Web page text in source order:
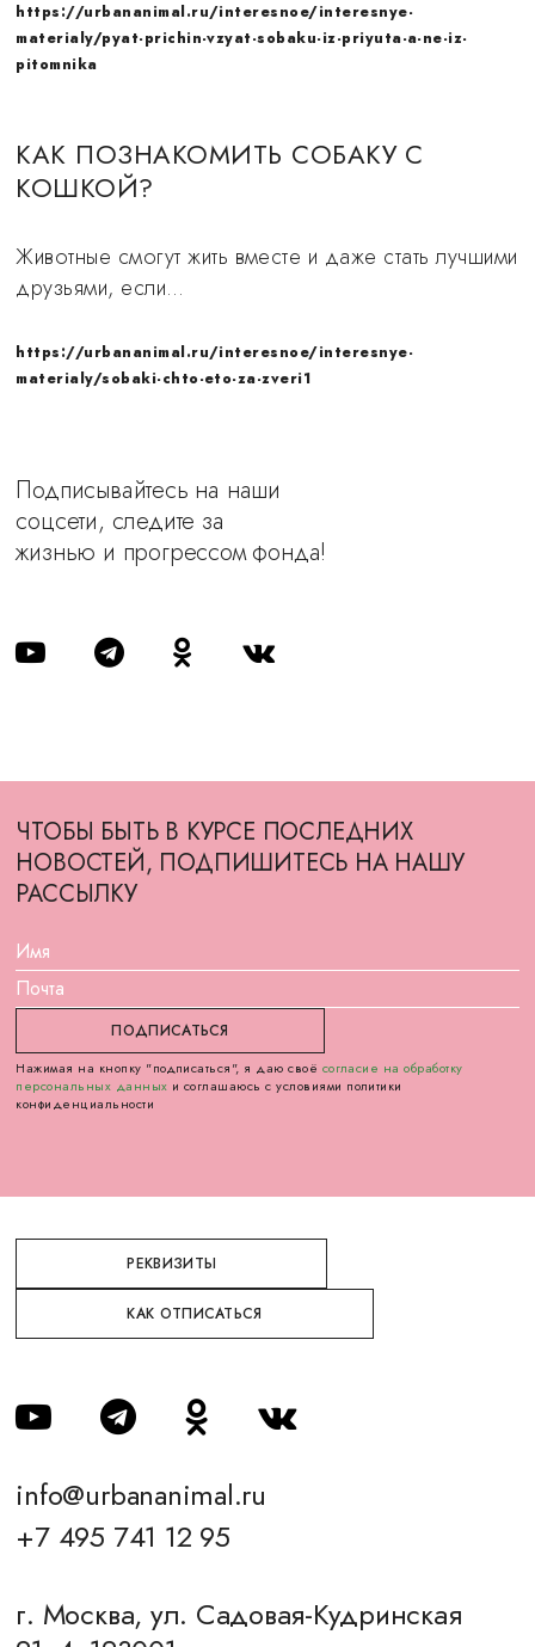
https://urbananimal.ru/interesnoe/interesnye-
materialy/pyat-prichin-vzyat-sobaku-iz-priyuta-a-ne-iz-
pitomnika
КАК ПОЗНАКОМИТЬ СОБАКУ С
КОШКОЙ?
Животные смогут жить вместе и даже стать лучшими
друзьями, если…
https://urbananimal.ru/interesnoe/interesnye-
materialy/sobaki-chto-eto-za-zveri1
Подписывайтесь на наши
соцсети, следите за
жизнью и прогрессом фонда!
ЧТОБЫ БЫТЬ В КУРСЕ ПОСЛЕДНИХ
НОВОСТЕЙ, ПОДПИШИТЕСЬ НА НАШУ
РАССЫЛКУ
Нажимая на кнопку "подписаться", я даю своё согласие на обработку
персональных данных и соглашаюсь с условиями политики
конфиденциальности
РЕКВИЗИТЫ
КАК ОТПИСАТЬСЯ
info@urbananimal.ru
+7 495 741 12 95
г. Москва, ул. Садовая-Кудринская